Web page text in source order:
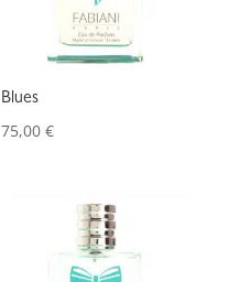
Blues
75,00€